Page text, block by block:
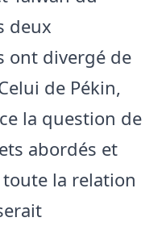
deux
ont divergé de
de Pékin,
la question de
abordés et
la relation